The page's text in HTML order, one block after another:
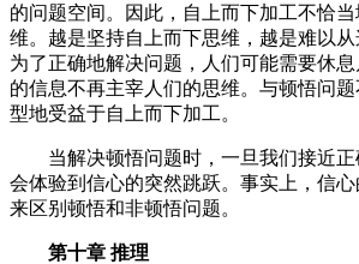
的问题空间。因此，自上而下加工不恰
维。越是坚持自上而下思维，越是难以从
为了正确地解决问题，人们可能需要休
的信息不再主宰人们的思维。与顿悟问
型地受益于自上而下加工。
当解决顿悟问题时，一旦我们接近正
会体验到信心的突然跳跃。事实上，信
来区别顿悟和非顿悟问题。
第十章 推理